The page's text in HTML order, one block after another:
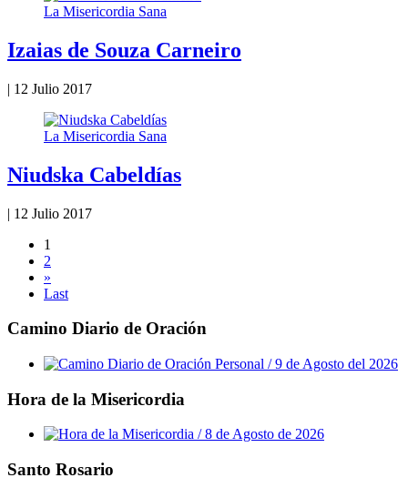
La Misericordia Sana
Izaias de Souza Carneiro
| 12 Julio 2017
La Misericordia Sana
Niudska Cabeldías
| 12 Julio 2017
1
2
»
Last
Camino Diario de Oración
Hora de la Misericordia
Santo Rosario